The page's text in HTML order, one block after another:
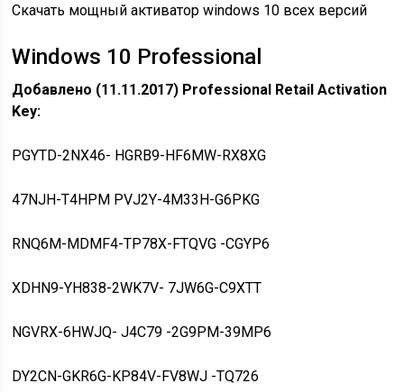
Скачать мощный активатор windows 10 всех версий
Windows 10 Professional
Добавлено (11.11.2017) Professional Retail Activation
Key:
PGYTD-2NX46- HGRB9-HF6MW-RX8XG
47NJH-T4HPM PVJ2Y-4M33H-G6PKG
RNQ6M-MDMF4-TP78X-FTQVG -CGYP6
XDHN9-YH838-2WK7V- 7JW6G-C9XTT
NGVRX-6HWJQ- J4C79 -2G9PM-39MP6
DY2CN-GKR6G-KP84V-FV8WJ -TQ726